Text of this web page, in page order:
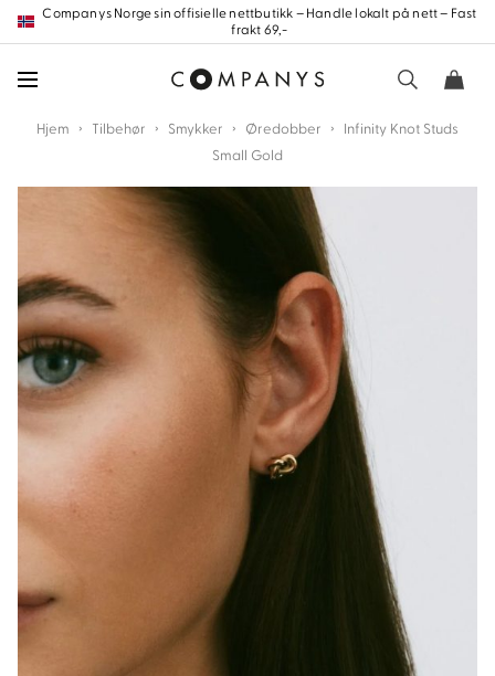
Hopp
frem
innholdet
Companys Norge sin offisielle nettbutikk – Handle lokalt på nett – Fast
frakt 69,-
Hjem › Tilbehør › Smykker › Øredobber › Infinity Knot Studs
Small Gold